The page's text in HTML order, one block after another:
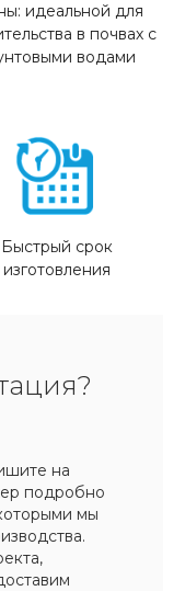
идеальной для
в почвах с
водами
Быстрый срок
изготовления
на
подробно
мы